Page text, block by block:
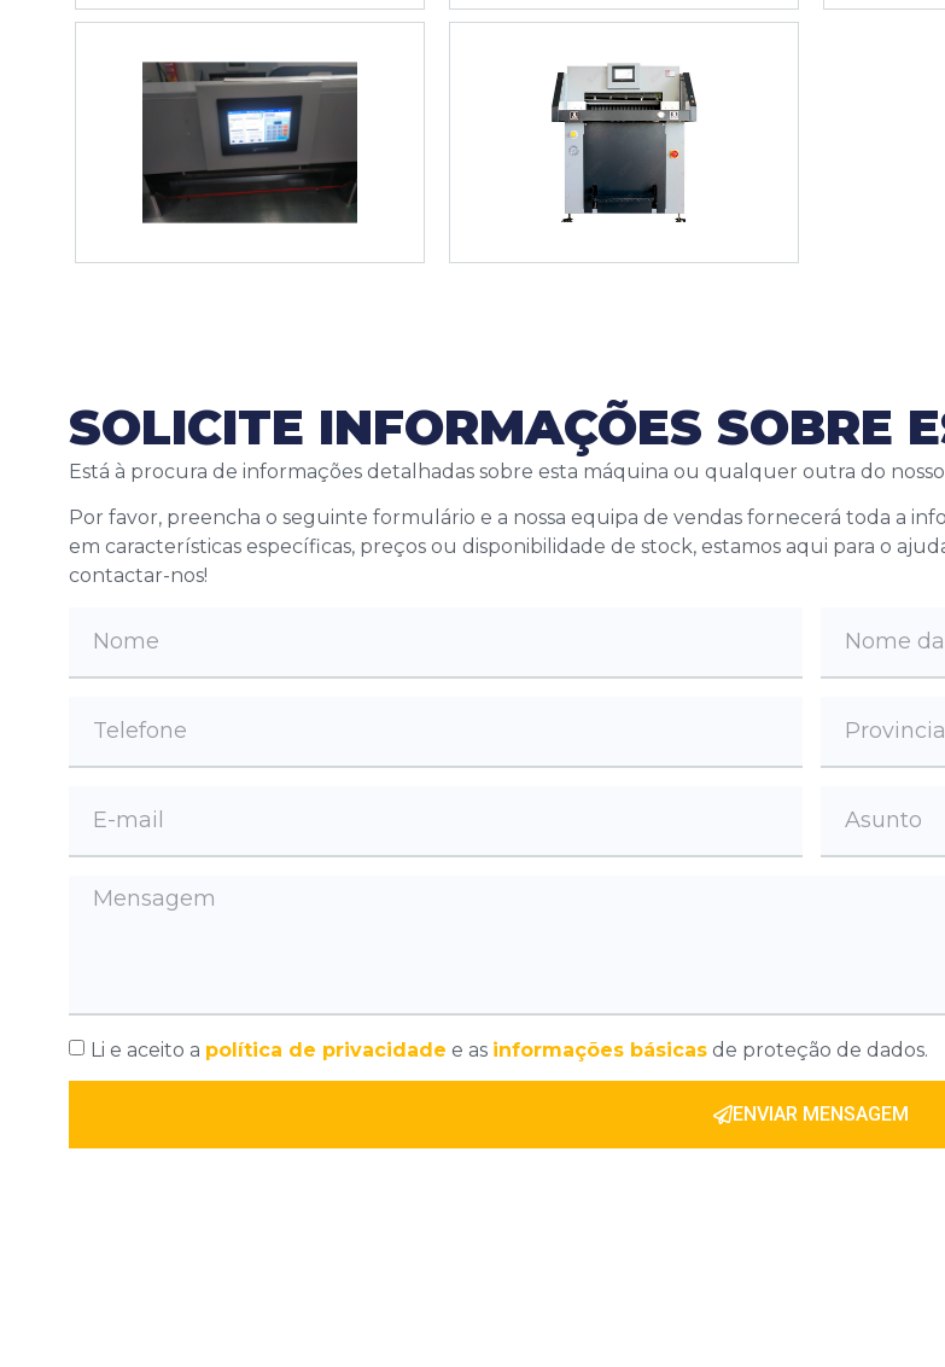
SOLICITE INFORMAÇÕES SOBRE
Está à procura de informações detalhadas sobre esta máquina ou qualquer outra do
Por favor, preencha o seguinte formulário e a nossa equipa de vendas fornecerá toda a
em características específicas, preços ou disponibilidade de stock, estamos aqui para o
contactar-nos!
Li e aceito a política de privacidade e as informações básicas de proteção de dados.
ENVIAR MENSAGEM